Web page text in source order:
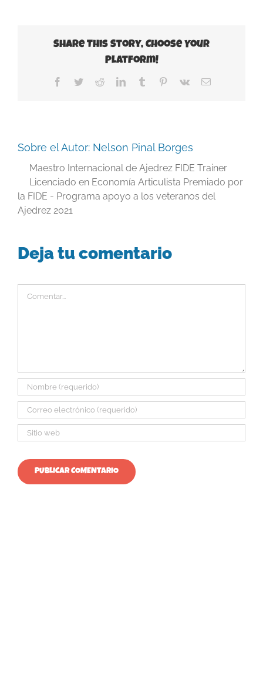
Share This Story, Choose Your
Platform!
Facebook
TwitterRedditLinkedInTumblr Pinterest
Vk
Correo
Sobre el Autor: Nelson Pinal Borges
Maestro Internacional de Ajedrez FIDE Trainer
Licenciado en Economía Articulista Premiado por
la FIDE - Programa apoyo a los veteranos del
Ajedrez 2021
Deja tu comentario